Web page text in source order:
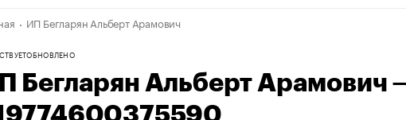
валюты
ИП Бегларян Альберт Арамович
ОБНОВЛЕНО
Бегларян Альберт